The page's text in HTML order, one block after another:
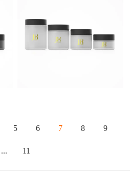
5 6 7 8 9
... 11